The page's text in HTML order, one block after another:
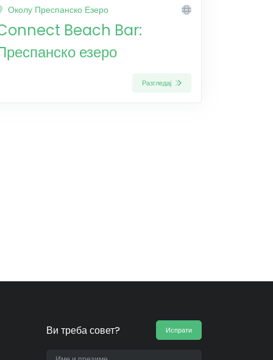
Околу Преспанско Езеро
Beach Bar:
езеро
Разгледај
Ви треба совет? Испрати